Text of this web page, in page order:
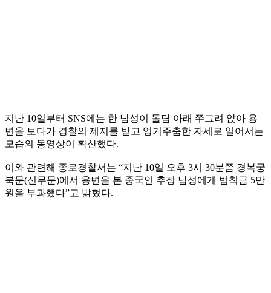
지난 10일부터 SNS에는 한 남성이 돌담 아래 쭈그려 앉아 용
변을 보다가 경찰의 제지를 받고 엉거주춤한 자세로 일어서는
모습의 동영상이 확산했다.
이와 관련해 종로경찰서는 “지난 10일 오후 3시 30분쯤 경복궁
북문(신무문)에서 용변을 본 중국인 추정 남성에게 범칙금 5만
원을 부과했다”고 밝혔다.